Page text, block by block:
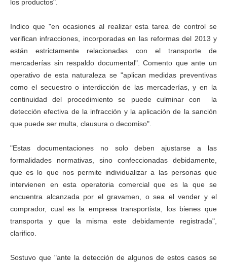
los productos".
Indico que "en ocasiones al realizar esta tarea de control se
verifican infracciones, incorporadas en las reformas del 2013 y
están estrictamente relacionadas con el transporte de
mercaderías sin respaldo documental". Comento que ante un
operativo de esta naturaleza se "aplican medidas preventivas
como el secuestro o interdicción de las mercaderías, y en la
continuidad del procedimiento se puede culminar con la
detección efectiva de la infracción y la aplicación de la sanción
que puede ser multa, clausura o decomiso".
"Estas documentaciones no solo deben ajustarse a las
formalidades normativas, sino confeccionadas debidamente,
que es lo que nos permite individualizar a las personas que
intervienen en esta operatoria comercial que es la que se
encuentra alcanzada por el gravamen, o sea el vender y el
comprador, cual es la empresa transportista, los bienes que
transporta y que la misma este debidamente registrada",
clarifico.
Sostuvo que "ante la detección de algunos de estos casos se